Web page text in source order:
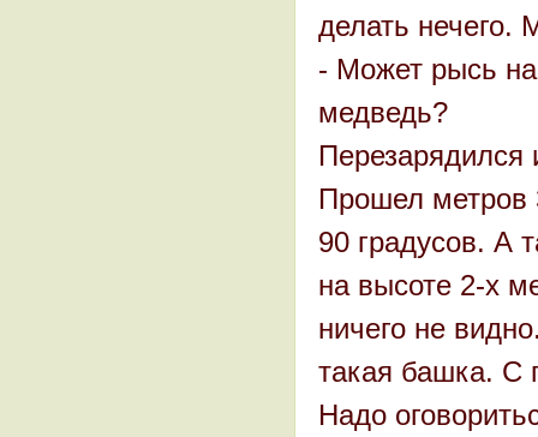
делать нечего.
- Может рысь
медведь?
Перезарядился
Прошел метров
90 градусов. А
на высоте 2-х
ничего не
такая башка. С
Надо